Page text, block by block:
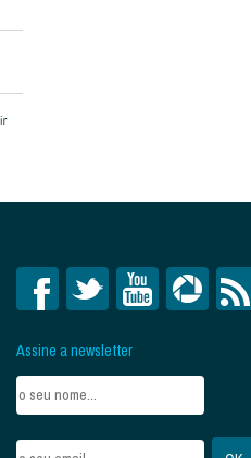
Assine a newsletter